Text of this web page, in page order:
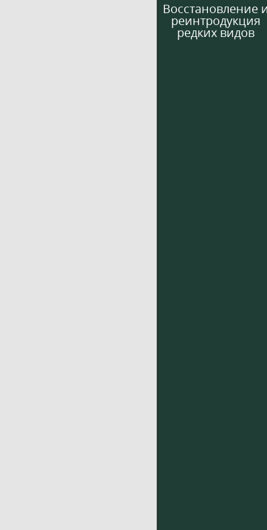
Восстановление
реинтродукция
редких видов